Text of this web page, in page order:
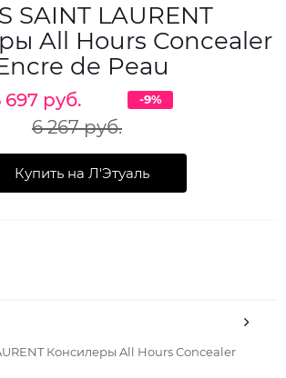
SAINT LAURENT
All Hours Concealer
de Peau
697 руб.
6 267 руб.
-9%
Купить на Л'Этуаль
Консилеры All Hours Concealer